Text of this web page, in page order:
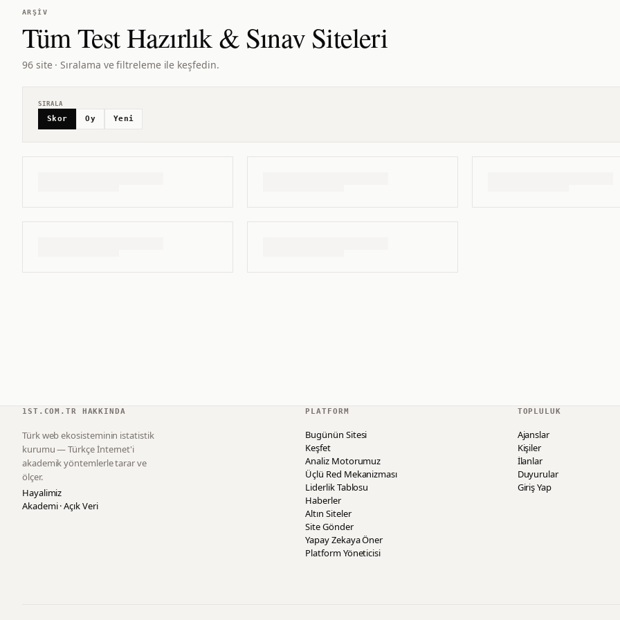
ARŞIV
TümTest Hazırlık & SınavSiteleri
96 site · Sıralama ve filtreleme ile keşfedin.
SIRALA
Skor Oy Yeni
1ST.COM.TR HAKKINDA
Türk web ekosisteminin istatistik
kurumu — Türkçe İnternet'i
akademik yöntemlerle tarar ve
ölçer.
Hayalimiz
Akademi · Açık Veri
PLATFORM
Bugünün Sitesi
Keşfet
Analiz Motorumuz
Üçlü Red Mekanizması
Liderlik Tablosu
Haberler
Altın Siteler
Site Gönder
Yapay Zekaya Öner
Platform Yöneticisi
TOPLULUK
Ajanslar
Kişiler
İlanlar
Duyurular
Giriş Yap